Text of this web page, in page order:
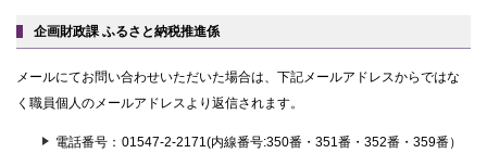
企画財政課 ふるさと納税推進係
メールにてお問い合わせいただいた場合は、下記メールアドレスからではな
く職員個人のメールアドレスより返信されます。
電話番号 01547-2-2171(内線番号:350番・351番・352番・359番）